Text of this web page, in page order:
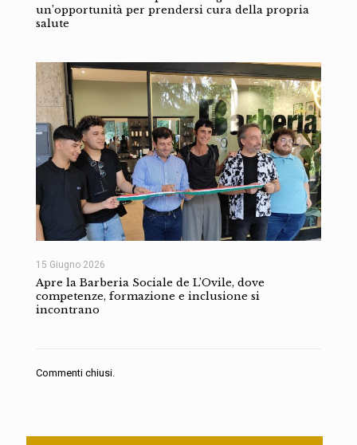
un’opportunità per prendersi cura della propria
salute
15 Giugno 2026
Apre la Barberia Sociale de L’Ovile, dove
competenze, formazione e inclusione si
incontrano
Commenti chiusi.